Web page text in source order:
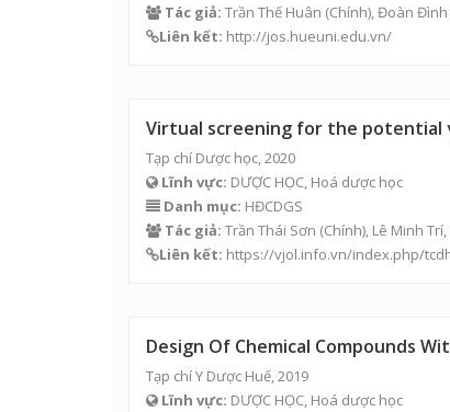
Tác giả: Trần Thế Huân (Chính), Đoàn Đình
Liên kết: http://jos.hueuni.edu.vn/
Virtual screening for the potential
Tạp chí Dược học, 2020
Lĩnh vực: DƯỢC HỌC, Hoá dược học
Danh mục: HĐCDGS
Tác giả: Trần Thái Sơn (Chính), Lê Minh
Liên kết: https://vjol.info.vn/index.php/
Design Of Chemical Compounds
Tạp chí Y Dược Huế, 2019
Lĩnh vực: DƯỢC HỌC, Hoá dược học